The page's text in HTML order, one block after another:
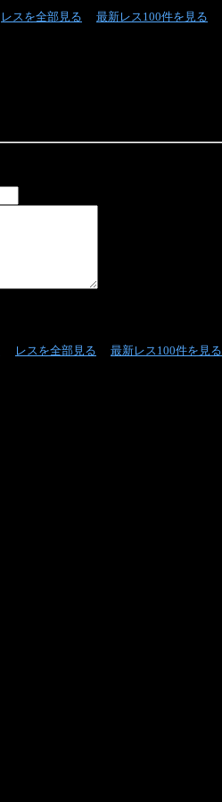
レスを全部見る 最新レス100件を見る
レスを全部見る 最新レス100件を見る